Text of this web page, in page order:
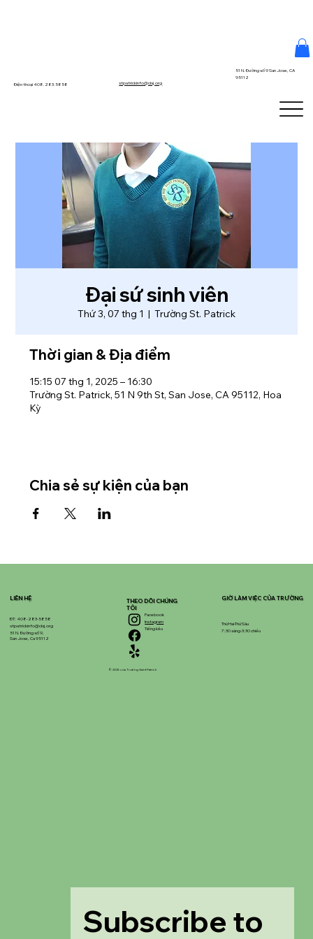
Điện thoại 408.283.5858 stpatrickinfo@dsj.org
51 N. Đường số 9 San Jose, CA
95112
Đại sứ sinh viên
Thứ 3, 07 thg 1
  |
Trường St. Patrick
Thời gian & Địa điểm
15:15 07 thg 1, 2025 – 16:30
Trường St. Patrick, 51 N 9th St, San Jose, CA 95112, Hoa
Kỳ
Chia sẻ sự kiện của bạn
LIÊN HỆ
ĐT: 408-283-5858
stpatrickinfo@dsj.org
51 N. Đường số 9,
San Jose, Ca 95112
Subscribe to
Facebook
Instagram
Tiếng kêu
THEO DÕI CHÚNG
TÔI
© 2025 của Trường Saint Patrick
GIỜ LÀM VIỆC CỦA TRƯỜNG
Thứ Hai-Thứ Sáu
7:30 sáng-3:30 chiều